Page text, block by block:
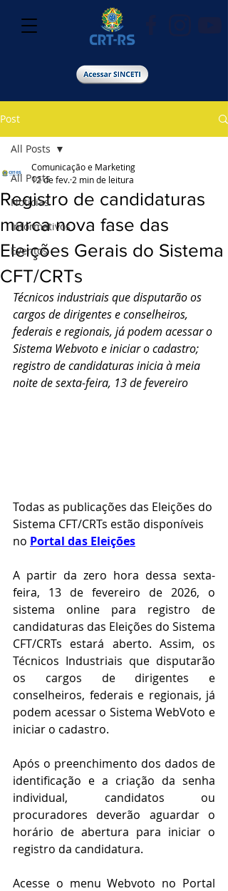
Post
All Posts
Notícias
Informativos
Eventos
All Posts
Registro de candidaturas
marca nova fase das
Eleições Gerais do Sistema
CFT/CRTs
Comunicação e Marketing
12 de fev. 2 min de leitura
Técnicos industriais que disputarão os
cargos de dirigentes e conselheiros,
federais e regionais, já podem acessar o
Sistema Webvoto e iniciar o cadastro;
registro de candidaturas inicia à meia
noite de sexta-feira, 13 de fevereiro
Todas as publicações das Eleições do
Sistema CFT/CRTs estão disponíveis
no Portal das Eleições
A partir da zero hora dessa sexta-
feira, 13 de fevereiro de 2026, o
sistema online para registro de
candidaturas das Eleições do Sistema
CFT/CRTs estará aberto. Assim, os
Técnicos Industriais que disputarão
os cargos de dirigentes e
conselheiros, federais e regionais, já
podem acessar o Sistema WebVoto e
iniciar o cadastro.
Após o preenchimento dos dados de
identificação e a criação da senha
individual, candidatos ou
procuradores deverão aguardar o
horário de abertura para iniciar o
registro da candidatura.
Acesse o menu Webvoto no Portal